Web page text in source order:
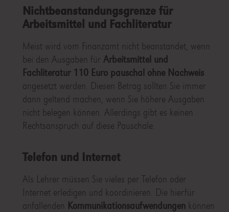
Nichtbeanstandungsgrenze für
Arbeitsmittel und Fachliteratur
Meist wird vom Finanzamt nicht beanstandet, wenn
bei den Ausgaben für Arbeitsmittel und
Fachliteratur 110 Euro pauschal ohne Nachweis
angesetzt werden. Diesen Betrag sollten Sie immer
dann geltend machen, wenn Sie höhere Ausgaben
nicht belegen können. Allerdings gibt es keinen
Rechtsanspruch auf diese Pauschale.
Telefon und Internet
Als Lehrer müssen Sie vieles per Telefon oder
Internet erledigen und koordinieren. Die hierfür
anfallenden Kommunikationsaufwendungen können